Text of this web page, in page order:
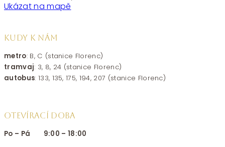
Ukázat na mapě
KUDY K NÁM
metro: B, C (stanice Florenc)
tramvaj: 3, 8, 24 (stanice Florenc)
autobus: 133, 135, 175, 194, 207 (stanice Florenc)
OTEVÍRACÍ DOBA
Po – Pá 9:00 – 18:00